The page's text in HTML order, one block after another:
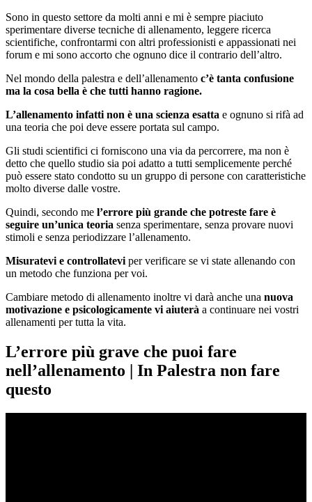
Sono in questo settore da molti anni e mi è sempre piaciuto
sperimentare diverse tecniche di allenamento, leggere ricerca
scientifiche, confrontarmi con altri professionisti e appassionati nei
forum e mi sono accorto che ognuno dice il contrario dell’altro.
Nel mondo della palestra e dell’allenamento c’è tanta confusione
ma la cosa bella è che tutti hanno ragione.
L’allenamento infatti non è una scienza esatta e ognuno si rifà ad
una teoria che poi deve essere portata sul campo.
Gli studi scientifici ci forniscono una via da percorrere, ma non è
detto che quello studio sia poi adatto a tutti semplicemente perché
può essere stato condotto su un gruppo di persone con caratteristiche
molto diverse dalle vostre.
Quindi, secondo me l’errore più grande che potreste fare è
seguire un’unica teoria senza sperimentare, senza provare nuovi
stimoli e senza periodizzare l’allenamento.
Misuratevi e controllatevi per verificare se vi state allenando con
un metodo che funziona per voi.
Cambiare metodo di allenamento inoltre vi darà anche una nuova
motivazione e psicologicamente vi aiuterà a continuare nei vostri
allenamenti per tutta la vita.
L’errore più grave che puoi fare
nell’allenamento | In Palestra non fare
questo